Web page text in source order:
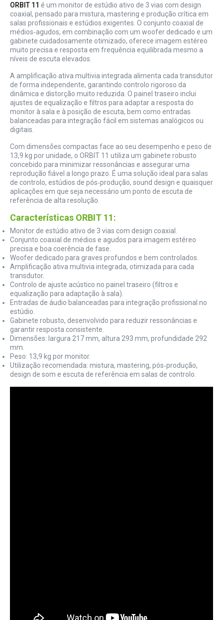
ORBIT 11 é um monitor de estúdio ativo de 3 vias com design
coaxial, pensado para mistura, mastering e produção crítica em
salas profissionais e estúdios exigentes. O conjunto coaxial de
médios‑agudos, em combinação com um woofer dedicado e um
gabinete cuidadosamente otimizado, oferece imagem estéreo
muito precisa e resposta em frequência equilibrada mesmo a
níveis de escuta elevados.
A amplificação ativa multivia integrada alimenta cada transdutor
de forma independente, garantindo controlo rigoroso da
dinâmica e distorção muito reduzida. O painel traseiro inclui
ajustes de equalização e filtros para adaptar a resposta do
monitor à sala e à posição de escuta, bem como entradas
balanceadas para integração fácil em sistemas analógicos ou
digitais.
Com dimensões compactas face ao seu desempenho e peso de
13,9 kg por unidade, o ORBIT 11 utiliza um gabinete robusto
concebido para minimizar ressonâncias e assegurar uma
reprodução fiável a longo prazo. É uma solução ideal para salas
de controlo, estúdios de pós‑produção, sound design e quaisquer
aplicações em que seja necessário um ponto de escuta de
referência de alta resolução.
Características ORBIT 11:
Monitor de estúdio ativo de 3 vias com design coaxial.
Conjunto coaxial de médios e agudos para imagem estéreo
precisa e boa coerência de fase.
Woofer dedicado para graves profundos e bem controlados.
Amplificação ativa multivia integrada, otimizada para cada
transdutor.
Controlo de ajuste acústico no painel traseiro (filtros e
equalização para adaptação à sala).
Entradas de áudio balanceadas para integração profissional no
estúdio.
Gabinete robusto, desenvolvido para reduzir ressonâncias e
garantir resposta consistente.
Dimensões: largura 217 mm, altura 293 mm, profundidade 292
mm.
Peso: 13,9 kg por monitor.
Utilização recomendada: mistura, mastering, pós‑produção,
design de som e escuta de referência em salas de controlo.